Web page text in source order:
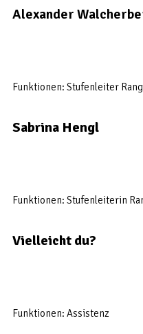
Alexander
Funktionen: Stufenleiter
Sabrina Hengl
Funktionen: Stufenleiterin
Vielleicht du?
Funktionen: Assistenz